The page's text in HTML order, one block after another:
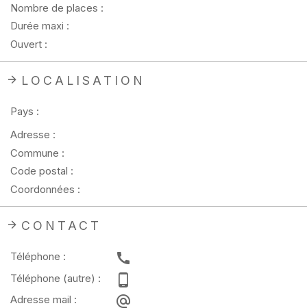
Nombre de places :
Durée maxi :
Ouvert :
LOCALISATION
Pays :
Adresse :
Commune :
Code postal :
Coordonnées :
CONTACT
Téléphone :
Téléphone (autre) :
Adresse mail :